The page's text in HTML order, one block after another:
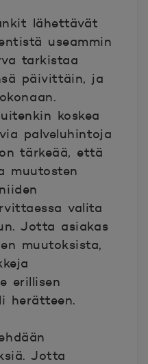
lähettävät
useammin
tarkistaa
päivittäin, ja
koskea
palveluhintoja
tärkeää, että
muutosten
valita
Jotta asiakas
muutoksista,
erillisen
herätteen.
. Jotta